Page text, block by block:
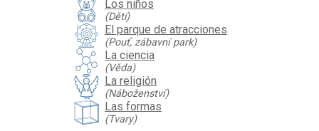
Los niños
(Děti)
El parque de atracciones
(Pouť, zábavní park)
La ciencia
(Věda)
La religión
(Náboženství)
Las formas
(Tvary)